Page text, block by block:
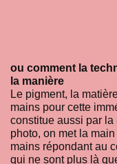
ou comment la
la manière
Le pigment, la
mains pour cette
constitue aussi par
photo, on met la
mains répondant au
qui ne sont plus là